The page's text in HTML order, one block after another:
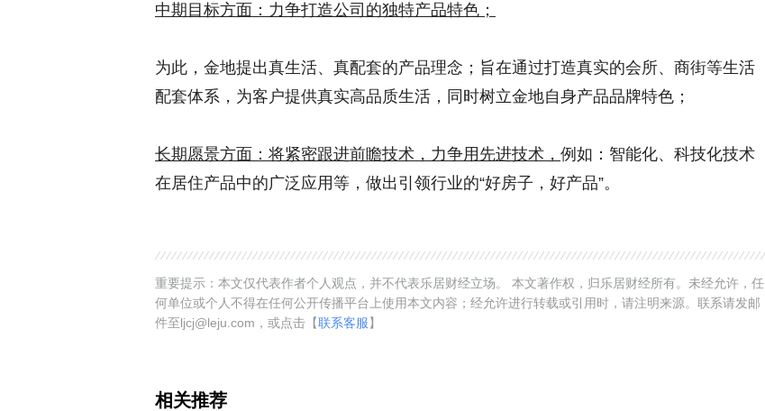
中期目标方面：力争打造公司的独特产品特色；
为此，金地提出真生活、真配套的产品理念；旨在通过打造真实的会所、商街等生活
配套体系，为客户提供真实高品质生活，同时树立金地自身产品品牌特色；
长期愿景方面：将紧密跟进前瞻技术，力争用先进技术， 例如：智能化、科技化技术
在居住产品中的广泛应用等，做出引领行业的“好房子，好产品”。
重要提示：本文仅代表作者个人观点，并不代表乐居财经立场。 本文著作权，归乐居财经所有。未经允许，任
何单位或个人不得在任何公开传播平台上使用本文内容；经允许进行转载或引用时，请注明来源。联系请发邮
件至ljcj@leju.com，或点击【联系客服】
相关推荐